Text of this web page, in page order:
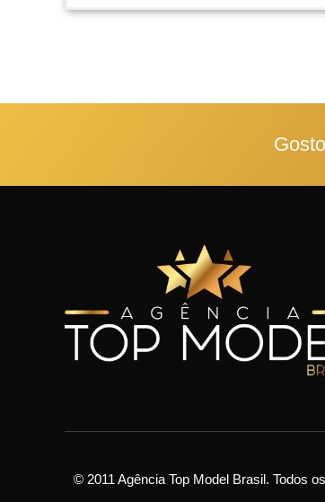
© 2011 Agência Top Model Brasil. Todos